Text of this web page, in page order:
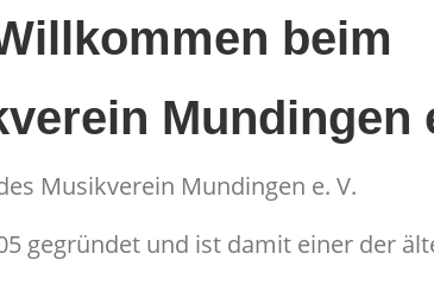
beim
Mundingen
Musikverein Mundingen e. V.
gegründet und ist damit einer der